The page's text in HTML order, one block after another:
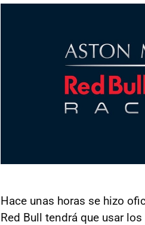
Hace unas horas se hizo
Red Bull tendrá que usar